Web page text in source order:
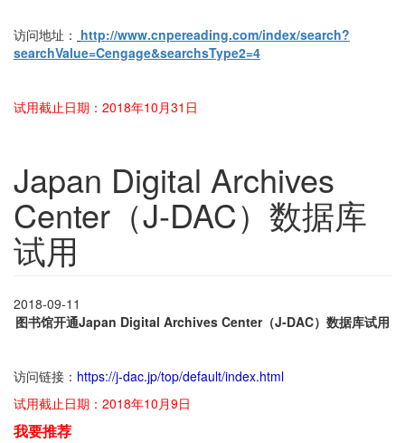
访问地址： http://www.cnpereading.com/index/search?
searchValue=Cengage&searchsType2=4
试用截止日期：2018年10月31日
Japan Digital Archives
Center（J-DAC）数据库
试用
2018-09-11
图书馆开通Japan Digital Archives Center（J-DAC）数据库试用
访问链接： https://j-dac.jp/top/default/index.html
试用截止日期：2018年10月9日
我要推荐